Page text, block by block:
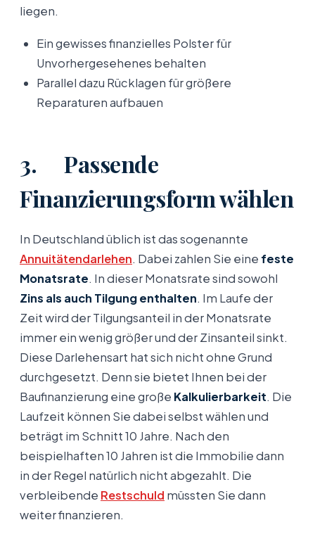
liegen.
Ein gewisses finanzielles Polster für
Unvorhergesehenes behalten
Parallel dazu Rücklagen für größere
Reparaturen aufbauen
3. Passende
Finanzierungsform wählen
In Deutschland üblich ist das sogenannte
Annuitätendarlehen. Dabei zahlen Sie eine feste
Monatsrate. In dieser Monatsrate sind sowohl
Zins als auch Tilgungenthalten. Im Laufe der
Zeit wird der Tilgungsanteil in der Monatsrate
immer ein wenig größer und der Zinsanteil sinkt.
Diese Darlehensart hat sich nicht ohne Grund
durchgesetzt. Denn sie bietet Ihnen bei der
Baufinanzierung eine große Kalkulierbarkeit. Die
Laufzeit können Sie dabei selbst wählen und
beträgt im Schnitt 10 Jahre. Nach den
beispielhaften 10 Jahren ist die Immobilie dann
in der Regel natürlich nicht abgezahlt. Die
verbleibende Restschuld müssten Sie dann
weiter finanzieren.